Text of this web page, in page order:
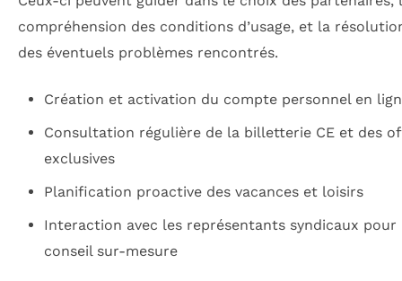
compréhension des conditions d’usage, et la
des éventuels problèmes rencontrés.
Création et activation du compte personnel en
Consultation régulière de la billetterie CE et des
exclusives
Planification proactive des vacances et loisirs
Interaction avec les représentants syndicaux pour
conseil sur-mesure